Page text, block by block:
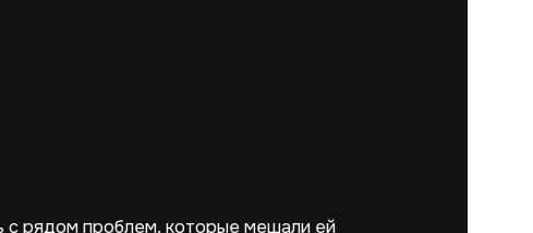
с рядом проблем, которые мешали ей